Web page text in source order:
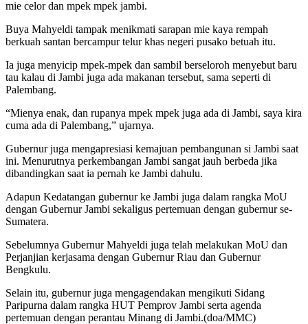
mie celor dan mpek mpek jambi.
Buya Mahyeldi tampak menikmati sarapan mie kaya rempah
berkuah santan bercampur telur khas negeri pusako betuah itu.
Ia juga menyicip mpek-mpek dan sambil berseloroh menyebut baru
tau kalau di Jambi juga ada makanan tersebut, sama seperti di
Palembang.
“Mienya enak, dan rupanya mpek mpek juga ada di Jambi, saya kira
cuma ada di Palembang,” ujarnya.
Gubernur juga mengapresiasi kemajuan pembangunan si Jambi saat
ini. Menurutnya perkembangan Jambi sangat jauh berbeda jika
dibandingkan saat ia pernah ke Jambi dahulu.
Adapun Kedatangan gubernur ke Jambi juga dalam rangka MoU
dengan Gubernur Jambi sekaligus pertemuan dengan gubernur se-
Sumatera.
Sebelumnya Gubernur Mahyeldi juga telah melakukan MoU dan
Perjanjian kerjasama dengan Gubernur Riau dan Gubernur
Bengkulu.
Selain itu, gubernur juga mengagendakan mengikuti Sidang
Paripurna dalam rangka HUT Pemprov Jambi serta agenda
pertemuan dengan perantau Minang di Jambi.(doa/MMC)